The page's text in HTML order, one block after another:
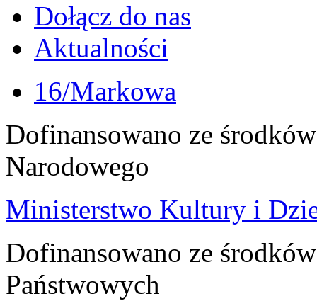
Dołącz do nas
Aktualności
16/Markowa
Dofinansowano ze
Narodowego
Ministerstwo Kultury i
Dofinansowano ze
Państwowych